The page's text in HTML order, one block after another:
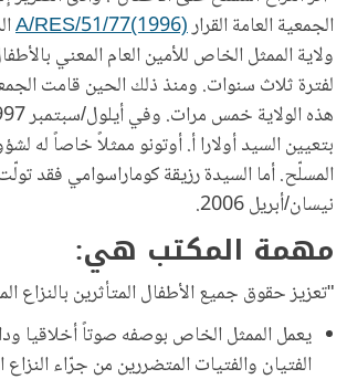
الجمعية العامة القرارA/RES/51/77(1996)
ولاية الممثل الخاص للأمين العام المعني
لفترة ثلاث سنوات. ومنذ ذلك الحين قامت
بتعيين السيد أولارا أ. أوتونو ممثلاً خاصاً له
المسلّح. أما السيدة رزيقة كوماراسوامي فقد
نيسان/أبريل 2006.
مهمة المكتب هي:
"تعزيز حقوق جميع الأطفال المتأثرين بالنزاع
يعمل الممثل الخاص بوصفه صوتاً أخلاقيا
الفتيان والفتيات المتضررين من جرّاء